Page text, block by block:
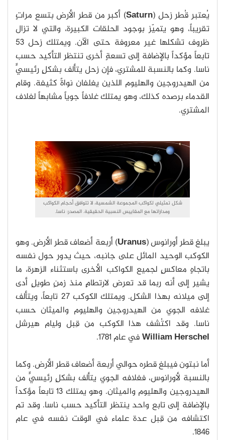
يُعتبر قُطر زحل (Saturn) أكبر من قطر الأرض بتسع مراتٍ
تقريباً، وهو يتميّز بوجود الحلقات الكبيرة، والتي لا تزال
ظروف تشكلها غير معروفة حتى الآن. ويمتلك زحل 53
تابعاً مؤكداً بالإضافة إلى تسعةٍ أخرى تنتظر التأكيد حسب
ناسا. وكما بالنسبة للمشتري، فإن زحل يتألف بشكلٍ رئيسيٍّ
من الهيدروجين والهليوم اللذين يغلفان نواةً كثيفة. وقام
القدماء برصده كذلك، وهو يمتلك غلافاً جوياً مشابهاً لغلاف
المشتري.
شكل تمثيلي لكواكب المجموعة الشمسية، لا تتوافق أحجام الكواكب
ومداراتها مع المقاييس النسبية الحقيقية. المصدر: ناسا.
يبلغ قطر أورانوس (Uranus) أربعة أضعاف قطر الأرض. وهو
الكوكب الوحيد المائل على جانبه، حيث يدور حول نفسه
باتجاهٍ معاكسٍ لجميع الكواكب الأخرى باستثناء الزهرة، ما
يشير إلى أنه ربما قد تعرض لارتطامٍ منذ زمنٍ طويلٍ أدى
إلى ميلانه بهذا الشكل. ويمتلك الكوكب 27 تابعاً، ويتألف
غلافه الجوي من الهيدروجين والهليوم والميثان حسب
ناسا. وقد اكتُشف هذا الكوكب من قِبل وليام هيرشل
William Herschelفي عام 1781.
أما نبتون فيبلغ قطره حوالي أربعة أضعاف قطر الأرض. وكما
بالنسبة لأورانوس، فغلافه الجوي يتألف بشكلٍ رئيسيٍّ من
الهيدروجين والهليوم والميثان. وهو يمتلك 13 تابعاً مؤكداً
بالإضافة إلى تابع واحد ينتظر التأكيد حسب ناسا. وقد تم
اكتشافه من قِبل عدة علماء في الوقت نفسه في عام
1846.